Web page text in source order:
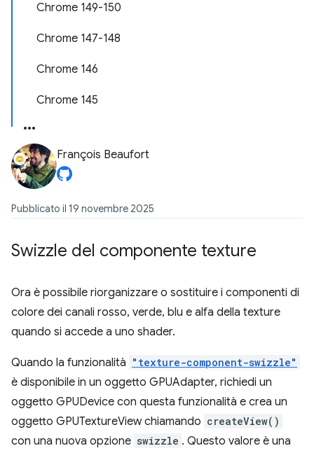
Chrome 149-150
Chrome 147-148
Chrome 146
Chrome 145
François Beaufort
Pubblicato il 19 novembre 2025
Swizzle del componente texture
Ora è possibile riorganizzare o sostituire i componenti di
colore dei canali rosso, verde, blu e alfa della texture
quando si accede a uno shader.
Quando la funzionalità "texture-component-swizzle"
è disponibile in un oggetto GPUAdapter, richiedi un
oggetto GPUDevice con questa funzionalità e crea un
oggetto GPUTextureView chiamando createView()
con una nuova opzione swizzle . Questo valore è una